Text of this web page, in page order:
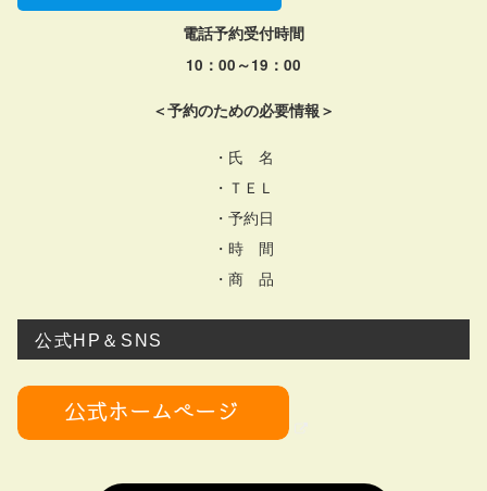
電話予約受付時間
10：00～19：00
＜予約のための必要情報＞
・氏 名
・ＴＥＬ
・予約日
・時 間
・商 品
公式HP＆SNS